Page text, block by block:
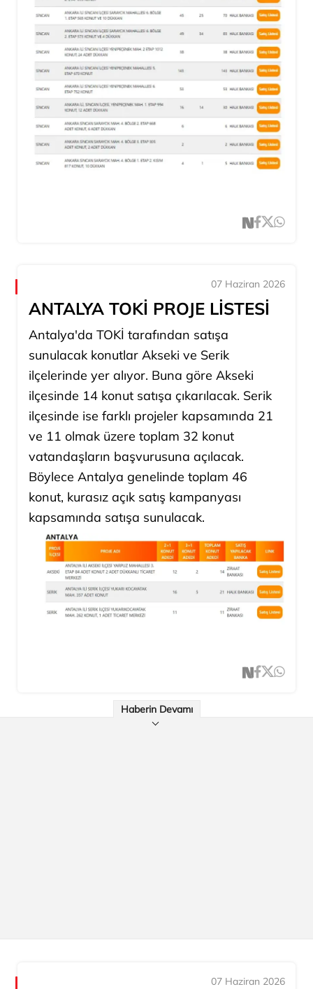
07 Haziran 2026
ANTALYA TOKİ PROJE LİSTESİ
Antalya'da TOKİ tarafından satışa
sunulacak konutlar Akseki ve Serik
ilçelerinde yer alıyor. Buna göre Akseki
ilçesinde 14 konut satışa çıkarılacak. Serik
ilçesinde ise farklı projeler kapsamında 21
ve 11 olmak üzere toplam 32 konut
vatandaşların başvurusuna açılacak.
Böylece Antalya genelinde toplam 46
konut, kurasız açık satış kampanyası
kapsamında satışa sunulacak.
Haberin Devamı
07 Haziran 2026